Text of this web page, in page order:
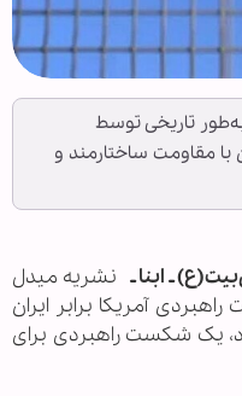
تاریخی توسط
با مقاومت ساختارمند و
ـ ابنا ـ نشریه میدل
آمریکا برابر ایران
یک شکست راهبردی برای